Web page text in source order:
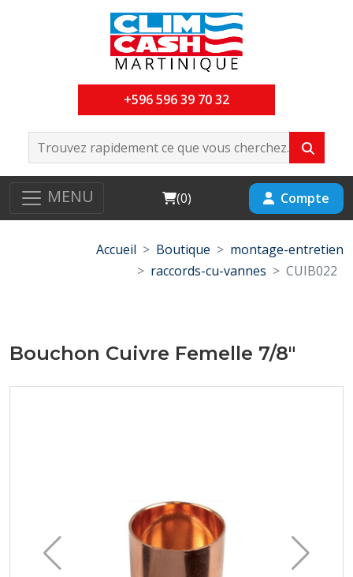
+596 596 39 70 32
MENU Cart
(0) Compte
Accueil Boutique
montage-entretien
raccords-cu-vannes
CUIB022
Bouchon Cuivre Femelle 7/8"